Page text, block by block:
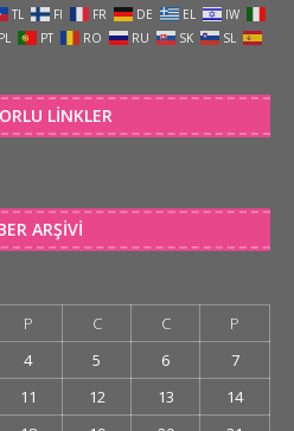
TL FI FR DE EL
IW
PL PT RO RU SK
SL
LINKLER
ARŞIVI
P C C
P
4 5 6
7
11 12 13
14